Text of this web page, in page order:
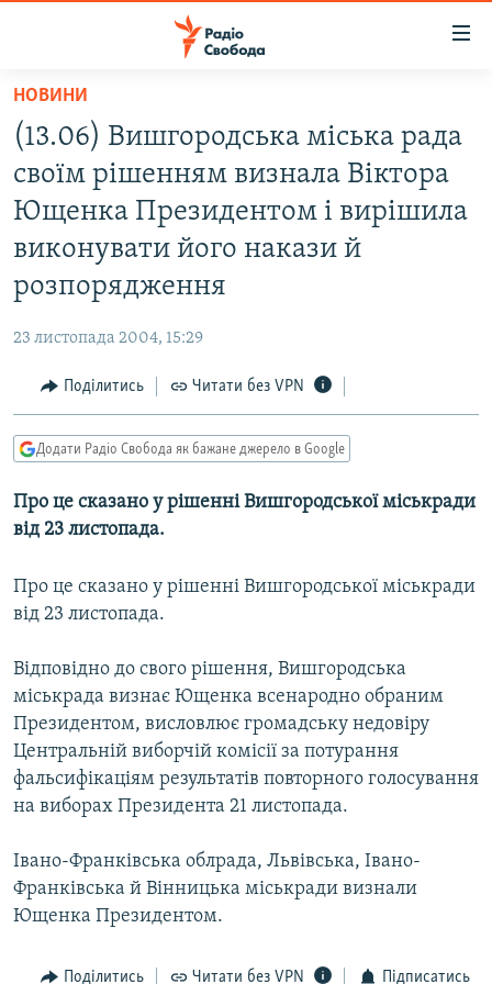
Перейти
основного
матеріалу
Перейти
до
основної
навігації
Перейти
до
РАДІО СВОБОДА – 70 РОКІВ
ВСЕ ЗА ДОБУ
СТАТТІ
СПОРТ
УКРАЇНА
РОСІЙСЬКА «ФІЛЬТРАЦІЯ»
ТИ ЯК?
СХЕМИ
КИТАЙ.ВИКЛИКИ
ФОТО
ПОДКАСТИ
КРИМ РЕАЛІЇ
РУС
УКР
ДОЛУЧАЙСЯ!
НОВИНИ
(13.06) Вишгородська міська рада
своїм рішенням визнала Віктора
Ющенка Президентом і вирішила
виконувати його накази й
розпорядження
23 листопада 2004, 15:29
Поділитись Читати без VPN
Додати Радіо Свобода як бажане джерело в Google
Про це сказано у рішенні Вишгородської міськради
від 23 листопада.
Про це сказано у рішенні Вишгородської міськради
від 23 листопада.
Відповідно до свого рішення, Вишгородська
міськрада визнає Ющенка всенародно обраним
Президентом, висловлює громадську недовіру
Центральній виборчій комісії за потурання
фальсифікаціям результатів повторного голосування
на виборах Президента 21 листопада.
Івано-Франківська облрада, Львівська, Івано-
Франківська й Вінницька міськради визнали
Ющенка Президентом.
Поділитись Читати без VPN Підписатись